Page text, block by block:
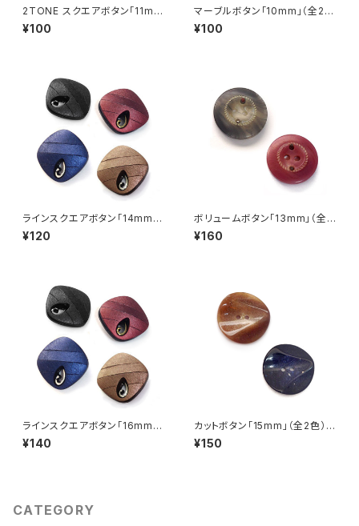
2TONE スクエアボタン「11m
m」（全3色）【A0004】
¥100
マーブルボタン「10mm」（全2
色）【A0024】
¥100
ラインスクエアボタン「14mm」
（全4色）【A0002】
¥120
ボリュームボタン「13mm」（全2
色）【A0010】
¥160
ラインスクエアボタン「16mm」
（全4色）【A0002】
¥140
カットボタン「15mm」（全2色）
【A0015】
¥150
CATEGORY